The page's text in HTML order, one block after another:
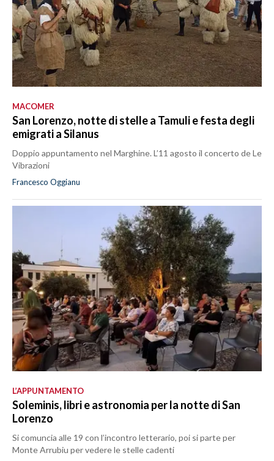
MACOMER
San Lorenzo, notte di stelle a Tamuli e festa degli
emigrati a Silanus
Doppio appuntamento nel Marghine. L’11 agosto il concerto de Le
Vibrazioni
Francesco Oggianu
L’APPUNTAMENTO
Soleminis, libri e astronomia per la notte di San
Lorenzo
Si comuncia alle 19 con l’incontro letterario, poi si parte per
Monte Arrubiu per vedere le stelle cadenti